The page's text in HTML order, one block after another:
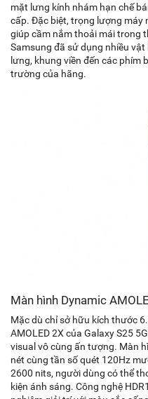
mặt lưng kính nhám hạn chế
cấp. Đặc biệt, trọng lượng máy
giúp cầm nắm thoải mái trong
Samsung đã sử dụng nhiều
lưng, khung viền đến các phím
trường của hãng.
Màn hình Dynamic
Mặc dù chỉ sở hữu kích thước
AMOLED 2X của Galaxy S25
visual vô cùng ấn tượng. Màn
nét cùng tần số quét 120Hz
2600 nits, người dùng có thể
kiện ánh sáng. Công nghệ